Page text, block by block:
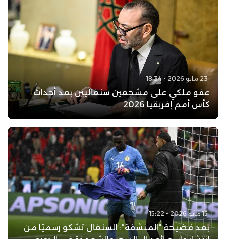
23 مايو 2026 - 18:34
عفو ملكي على مشجعين سنغاليين بعد أحداث
كأس أمم إفريقيا 2026
15 مايو 2026 - 15:22
بعد فضيحة “المنشفة”: السنغال تشكو رسميًا من